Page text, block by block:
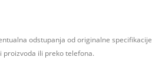
odstupanja od originalne specifikacije
proizvoda ili preko telefona.